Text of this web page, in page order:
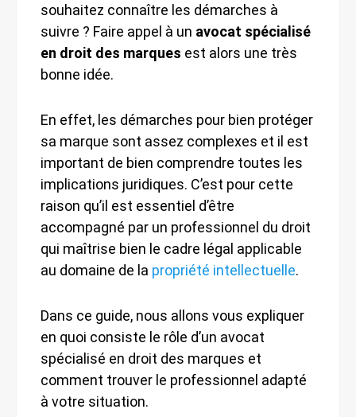
souhaitez connaître les démarches à
suivre ? Faire appel à un avocat spécialisé
en droit des marques est alors une très
bonne idée.
En effet, les démarches pour bien protéger
sa marque sont assez complexes et il est
important de bien comprendre toutes les
implications juridiques. C’est pour cette
raison qu’il est essentiel d’être
accompagné par un professionnel du droit
qui maîtrise bien le cadre légal applicable
au domaine de la propriété intellectuelle.
Dans ce guide, nous allons vous expliquer
en quoi consiste le rôle d’un avocat
spécialisé en droit des marques et
comment trouver le professionnel adapté
à votre situation.